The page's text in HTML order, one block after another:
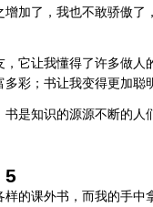
加了，我也不敢骄傲了
它让我懂得了许多做人
彩；书让我变得更加聪
是知识的源源不断的人
5
的课外书，而我的手中